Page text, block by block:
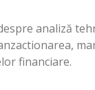
analiză
financiare.